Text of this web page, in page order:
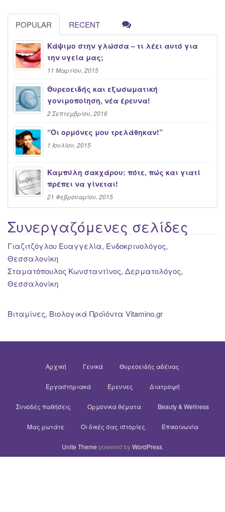
POPULAR RECENT
Κάψιμο στην γλώσσα – τι λέει αυτό για
την υγεία μας;
11 Μαρτίου, 2015
Θυρεοειδής και εξωσωματική
γονιμοποίηση, νέα έρευνα!
2 Σεπτεμβρίου, 2016
“Oι ορμόνες μου τρελάθηκαν!”
1 Ιουλίου, 2015
Καμπύλη σακχάρου: πότε, πώς και γιατί
πρέπει να γίνεται!
21 Φεβρουαρίου, 2015
Συνεργαζόμενες σελίδες
Γιαζιτζόγλου Ευαγγελία, Ενδοκρινολόγος,
Θεσσαλονίκη
Σταματόπουλος Κωνσταντίνος, Δερματολόγος,
Θεσσαλονίκη
Βιταμίνες, Βιολογικά Προϊόντα Vitamino.gr
Αρχική Γενικά Θυρεοειδής αδένας
Εργαστηριακά Έρευνες Διατροφή
Συνοδές παθήσεις Ορμονικά θέματα Beauty & Wellness
Μας ρωτάτε Οι δικές σας ιστορίες Επικοινωνία
Unite Theme powered byWordPress.